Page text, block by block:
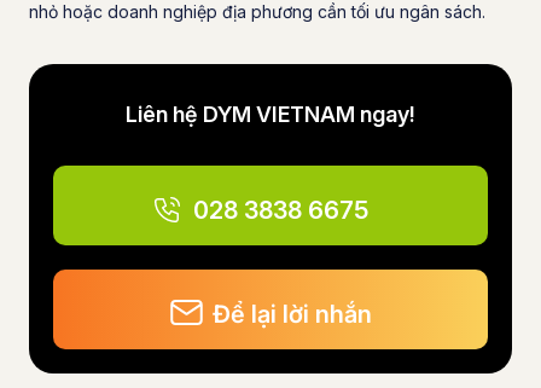
nhỏ hoặc doanh nghiệp địa phương cần tối ưu ngân sách.
Liên hệ DYM VIETNAM ngay!
028 3838 6675
Để lại lời nhắn